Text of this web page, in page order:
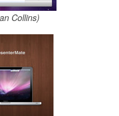
Collins)